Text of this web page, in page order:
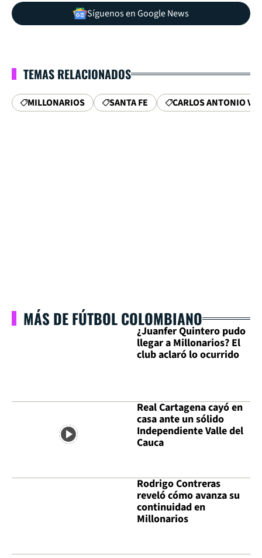
Síguenos en Google News
TEMAS RELACIONADOS
MILLONARIOS SANTA FE CARLOS ANTONIO
MÁS DE FÚTBOL COLOMBIANO
¿Juanfer Quintero pudo
llegar a Millonarios? El
club aclaró lo ocurrido
Real Cartagena cayó en
casa ante un sólido
Independiente Valle del
Cauca
Rodrigo Contreras
reveló cómo avanza su
continuidad en
Millonarios